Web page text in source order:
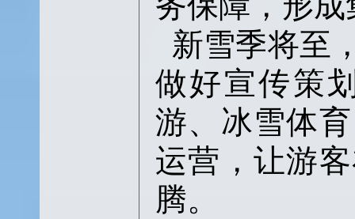
新雪季将至
做好宣传策
游、冰雪体
运营，让游
腾。